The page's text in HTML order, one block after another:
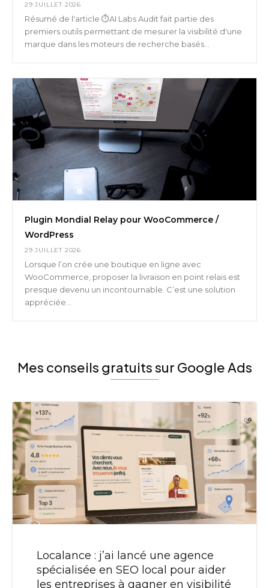
29 JUILLET 2026
Résumé de l'article ⏱️AI Labs Audit fait partie des
premiers outils permettant de mesurer la visibilité d'une
marque dans les moteurs de recherche basés...
Plugin Mondial Relay pour WooCommerce /
WordPress
29 JUILLET 2026
Lorsque l’on crée une boutique en ligne avec
WooCommerce, proposer la livraison en point relais est
presque devenu un incontournable. C’est une solution
appréciée...
Mes conseils gratuits sur Google Ads
Localance : j’ai lancé une agence
spécialisée en SEO local pour aider
les entreprises à gagner en visibilité